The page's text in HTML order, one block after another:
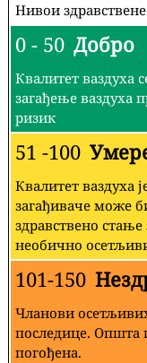
Нивои
0 - 50 Добро
Квалитет ваздуха
загађење ваздуха
ризик
51 -100
Квалитет ваздуха
загађиваче може
здравствено
необично
101-150
Чланови
последице. Општа
погођена.